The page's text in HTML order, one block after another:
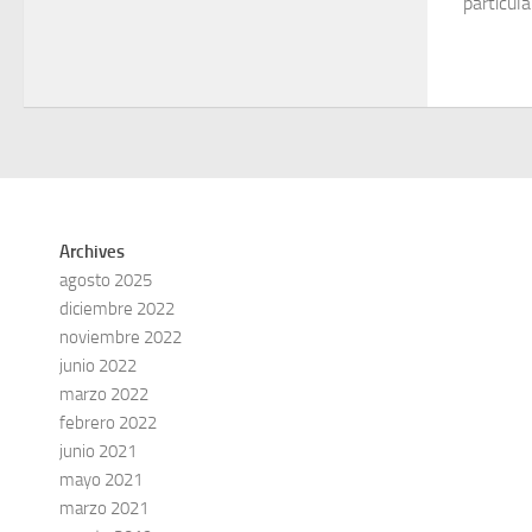
Archives
agosto 2025
diciembre 2022
noviembre 2022
junio 2022
marzo 2022
febrero 2022
junio 2021
mayo 2021
marzo 2021